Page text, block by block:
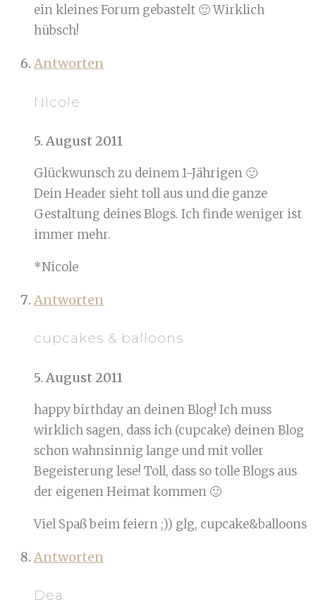
ein kleines Forum gebastelt 🙂 Wirklich
hübsch!
Antworten
Nicole
5. August 2011
Glückwunsch zu deinem 1-Jährigen 🙂
Dein Header sieht toll aus und die ganze
Gestaltung deines Blogs. Ich finde weniger ist
immer mehr.
*Nicole
Antworten
cupcakes & balloons
5. August 2011
happy birthday an deinen Blog! Ich muss
wirklich sagen, dass ich (cupcake) deinen Blog
schon wahnsinnig lange und mit voller
Begeisterung lese! Toll, dass so tolle Blogs aus
der eigenen Heimat kommen 🙂
Viel Spaß beim feiern ;)) glg, cupcake&balloons
Antworten
Dea